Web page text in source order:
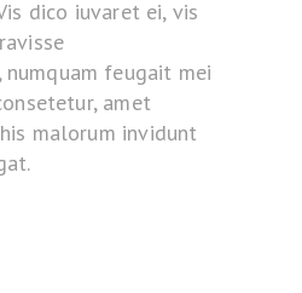
dico iuvaret ei, vis
feugait mei
amet
malorum invidunt